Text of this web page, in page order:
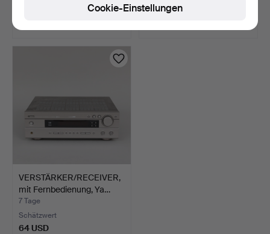
Schätzwert
VERSTÄRKER/RECEIVER,
mit Fernbedienung, Ya…
7 Tage
Schätzwert
64 USD
Cookie-Einstellungen